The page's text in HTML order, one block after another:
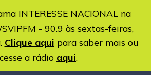
INTERESSE NACIONAL na
- 90.9 às sextas-feiras,
Clique aqui para saber mais ou
a rádio aqui.